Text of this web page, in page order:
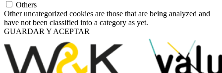
Others
Other uncategorized cookies are those that are being analyzed and
have not been classified into a category as yet.
GUARDAR Y ACEPTAR